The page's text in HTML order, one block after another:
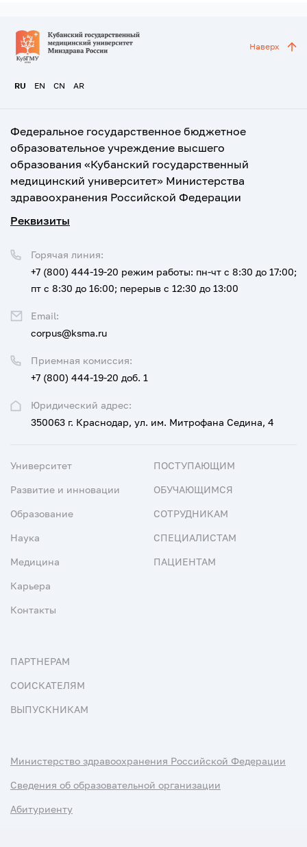
RU EN CN AR
Наверх
Федеральное государственное бюджетное
образовательное учреждение высшего
образования «Кубанский государственный
медицинский университет» Министерства
здравоохранения Российской Федерации
Реквизиты
Юридический адрес:
350063 г. Краснодар, ул. им. Митрофана Седина, 4
Приемная комиссия:
+7 (800) 444-19-20 доб. 1
Горячая линия:
+7 (800) 444-19-20 режим работы: пн-чт с 8:30 до 17:00;
пт с 8:30 до 16:00; перерыв с 12:30 до 13:00
Email:
corpus@ksma.ru
Университет
Развитие и инновации
Образование
Наука
Медицина
Карьера
Контакты
ПОСТУПАЮЩИМ
ОБУЧАЮЩИМСЯ
СОТРУДНИКАМ
СПЕЦИАЛИСТАМ
ПАЦИЕНТАМ
ПАРТНЕРАМ
СОИСКАТЕЛЯМ
ВЫПУСКНИКАМ
Министерство здравоохранения Российской Федерации
Сведения об образовательной организации
Абитуриенту